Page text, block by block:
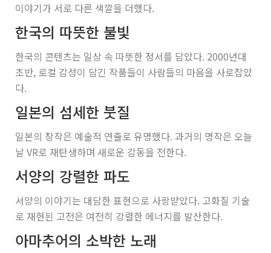
이야기가 서로 다른 색깔을 더했다.
한국의 따뜻한 불빛
한국의 콘텐츠는 일상 속 따뜻한 정서를 담았다. 2000년대
초반, 로컬 감성이 담긴 작품들이 사람들의 마음을 사로잡았
다.
일본의 섬세한 붓질
일본의 창작은 예술적 연출로 유명했다. 과거의 명작은 오늘
날 VR로 재탄생하며 새로운 감동을 전한다.
서양의 강렬한 파도
서양의 이야기는 대담한 표현으로 사랑받았다. 고화질 기술
로 재현된 고전은 여전히 강렬한 에너지를 발산한다.
아마추어의 소박한 노래